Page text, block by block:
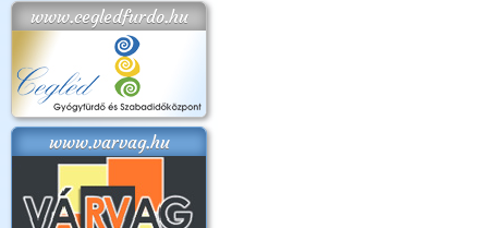
www.cegledfurdo.hu
www.varvag.hu